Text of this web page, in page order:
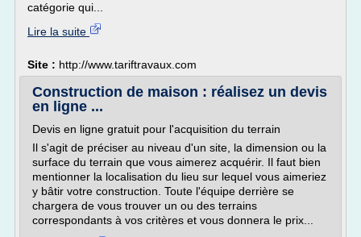
catégorie qui...
Lire la suite
Site : http://www.tariftravaux.com
Construction de maison : réalisez un devis
en ligne ...
Devis en ligne gratuit pour l'acquisition du terrain
Il s'agit de préciser au niveau d'un site, la dimension ou la
surface du terrain que vous aimerez acquérir. Il faut bien
mentionner la localisation du lieu sur lequel vous aimeriez
y bâtir votre construction. Toute l'équipe derrière se
chargera de vous trouver un ou des terrains
correspondants à vos critères et vous donnera le prix...